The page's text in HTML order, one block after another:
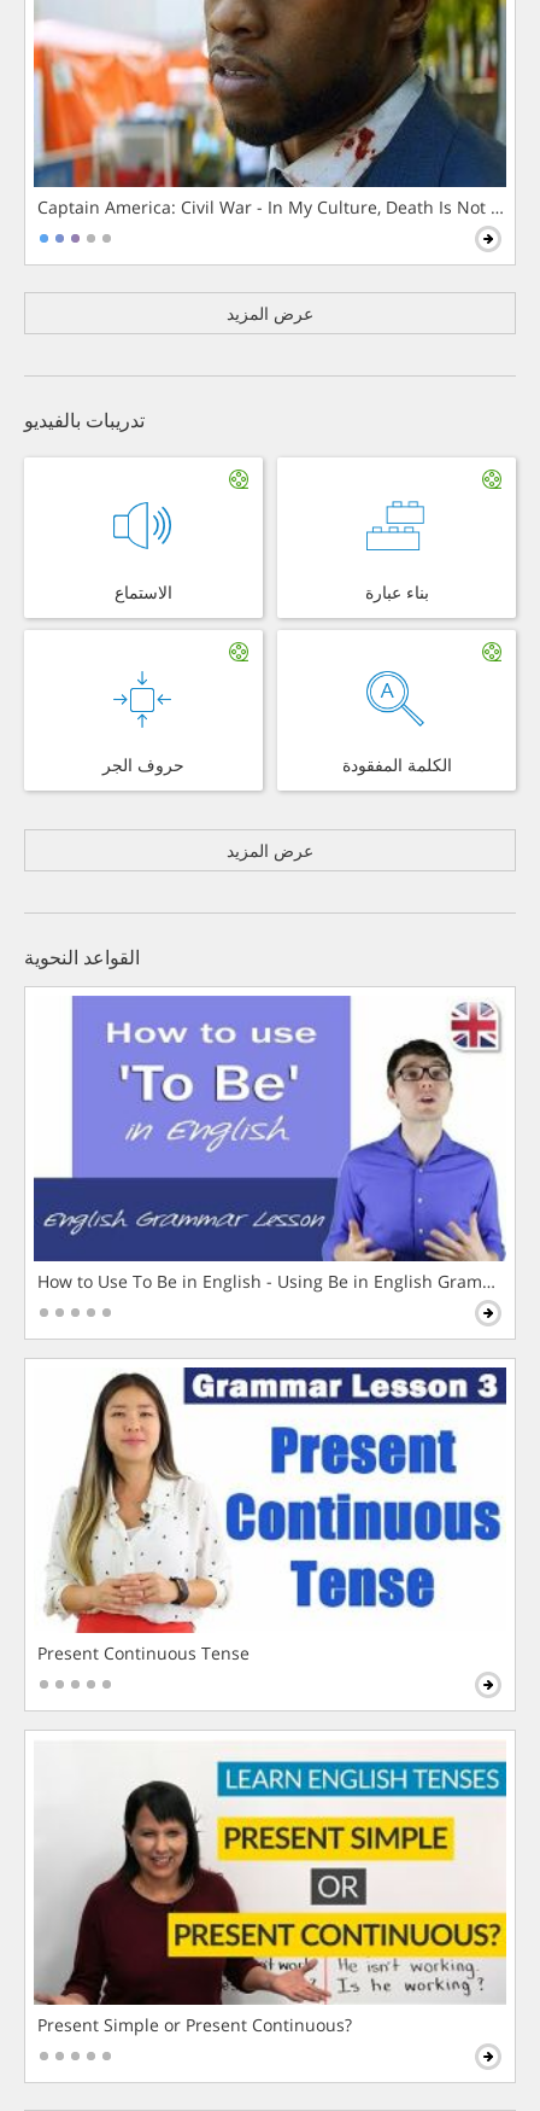
Captain America: Civil War - In My Culture, Death Is Not The
عرض المزيد
تدريبات بالفيديو
الاستماع بناء عبارة
حروف الجر الكلمة المفقودة
عرض المزيد
القواعد النحوية
How to Use To Be in English - Using Be in English Grammar
Present Continuous Tense
Present Simple or Present Continuous?